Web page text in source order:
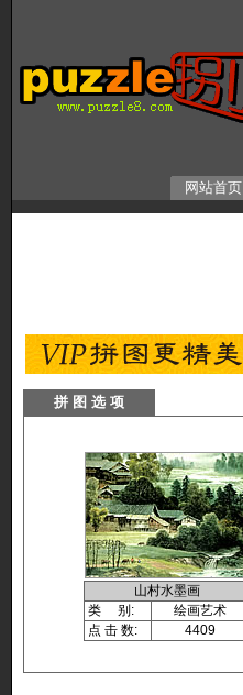
网站首页
拼 图 选 项
山村水墨画
类 别:
绘画艺术
点 击 数:
4409